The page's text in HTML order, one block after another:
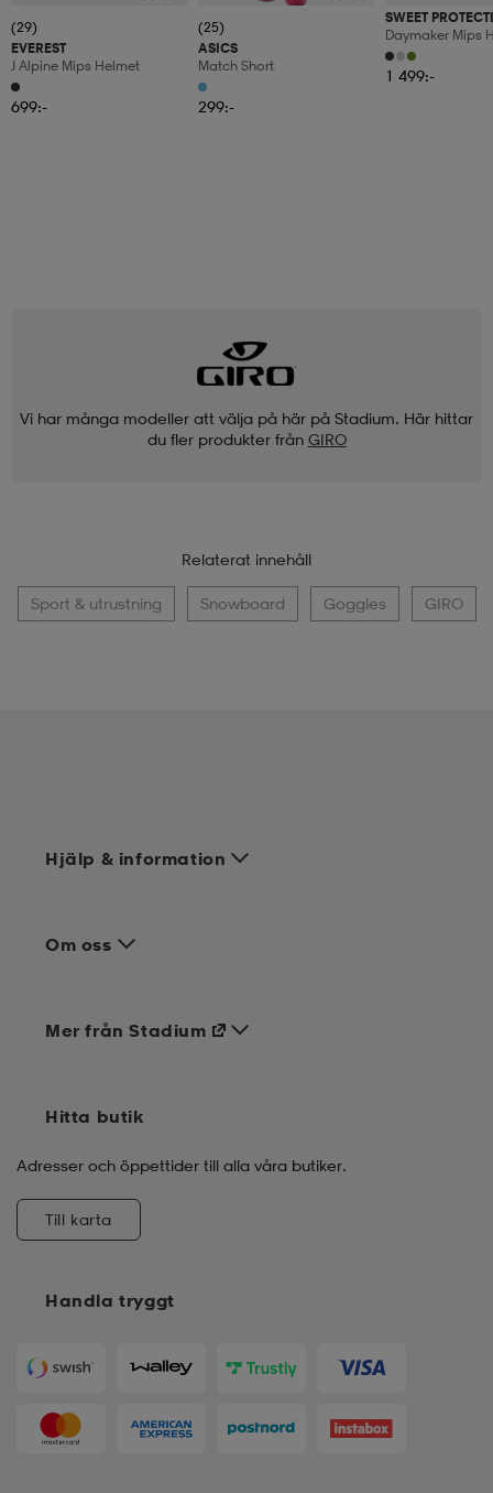
(29)
EVEREST
J Alpine Mips Helmet
699:-
(25)
ASICS
Match Short
299:-
SWEET
Daymaker Mips
1 499:-
Vi har många modeller att välja på här på Stadium. Här hittar
du fler produkter från GIRO
Relaterat innehåll
Sport & utrustning Snowboard Goggles GIRO
Hjälp & information
Om oss
Handla tryggt
Mer från Stadium
Hitta butik
Adresser och öppettider till alla våra butiker.
Till karta